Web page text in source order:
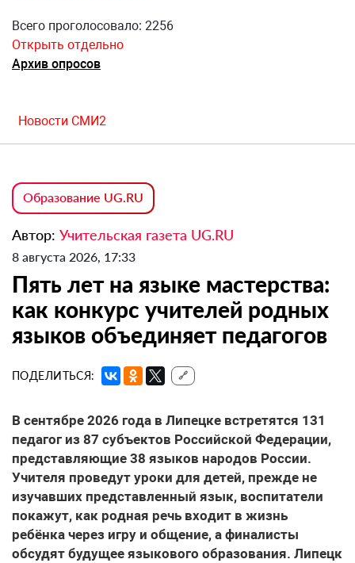
Всего проголосовало: 2256
Открыть отдельно
Архив опросов
Новости СМИ2
Образование UG.RU
Автор: Учительская газета UG.RU
8 августа 2026, 17:33
Пять лет на языке мастерства:
как конкурс учителей родных
языков объединяет педагогов
ПОДЕЛИТЬСЯ: 🔗
В сентябре 2026 года в Липецке встретятся 131
педагог из 87 субъектов Российской Федерации,
представляющие 38 языков народов России.
Учителя проведут уроки для детей, прежде не
изучавших представленный язык, воспитатели
покажут, как родная речь входит в жизнь
ребёнка через игру и общение, а финалисты
обсудят будущее языкового образования. Липецк